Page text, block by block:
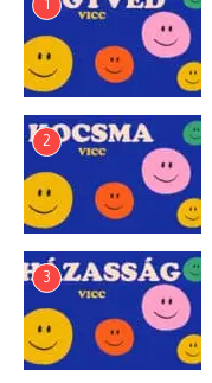
1
2
3